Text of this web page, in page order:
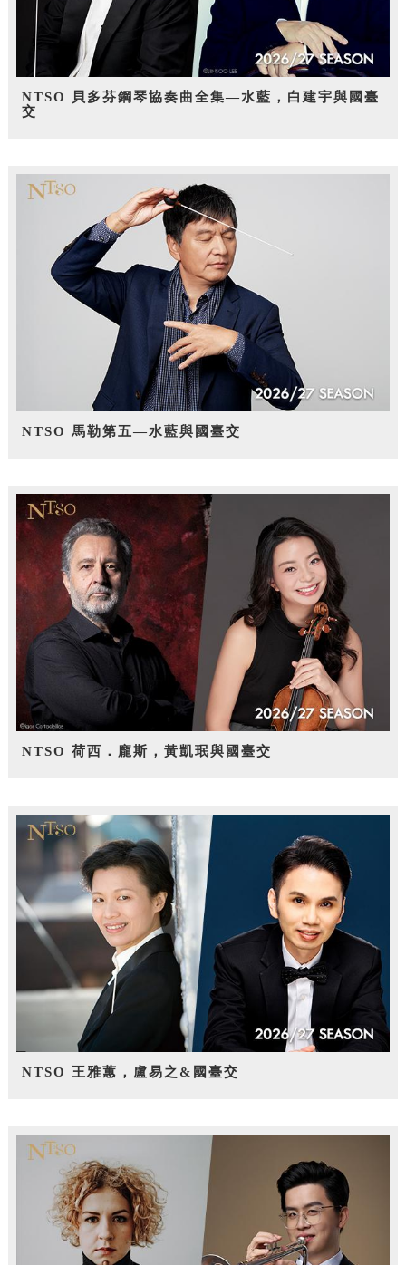
NTSO 貝多芬鋼琴協奏曲全集—水藍，白建宇與國臺
交
NTSO 馬勒第五—水藍與國臺交
NTSO 荷西．龐斯，黃凱珉與國臺交
NTSO 王雅蕙，盧易之&國臺交